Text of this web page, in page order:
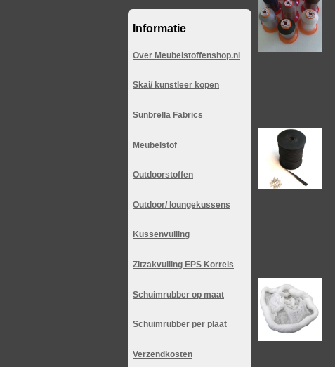
Informatie
Over Meubelstoffenshop.nl
Skai/ kunstleer kopen
Sunbrella Fabrics
Meubelstof
Outdoorstoffen
Outdoor/ loungekussens
Kussenvulling
Zitzakvulling EPS Korrels
Schuimrubber op maat
Schuimrubber per plaat
Verzendkosten